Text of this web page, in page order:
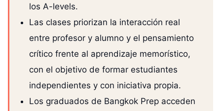
los A-levels.
Las clases priorizan la interacción real
entre profesor y alumno y el pensamiento
crítico frente al aprendizaje memorístico,
con el objetivo de formar estudiantes
independientes y con iniciativa propia.
Los graduados de Bangkok Prep acceden